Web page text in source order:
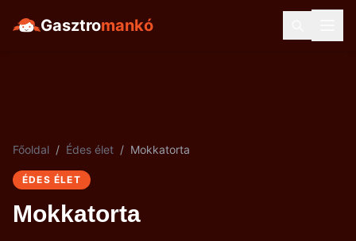
Gasztromankó
Főoldal / Édes élet / Mokkatorta
ÉDES ÉLET
Mokkatorta